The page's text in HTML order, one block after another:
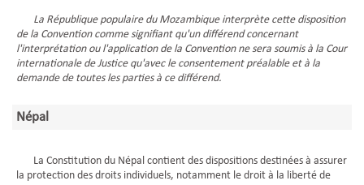
La République populaire du Mozambique interprète cette disposition
de la Convention comme signifiant qu'un différend concernant
l'interprétation ou l'application de la Convention ne sera soumis à la Cour
internationale de Justice qu'avec le consentement préalable et à la
demande de toutes les parties à ce différend.
Népal
La Constitution du Népal contient des dispositions destinées à assurer
la protection des droits individuels, notamment le droit à la liberté de